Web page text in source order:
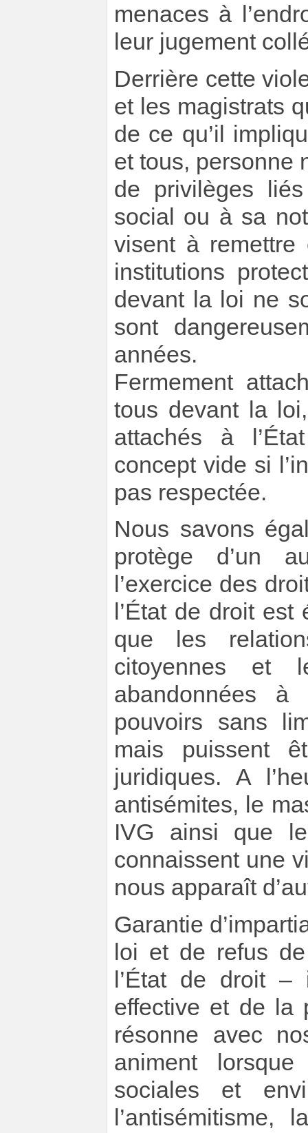
menaces à
leur jugement
Derrière cette
et les magistrats
de ce qu’il
et tous, personne
de privilèges
social ou à sa
visent à
institutions
devant la loi ne
sont
années.
Fermement
tous devant la
attachés à
concept vide si
pas respectée.
Nous savons
protège d’un
l’exercice des
l’État de droit
que les
citoyennes et
abandonnées
pouvoirs sans
mais puissent
juridiques. A
antisémites, le
IVG ainsi que
connaissent une
nous apparaît
Garantie
loi et de refus
l’État de droit –
effective et de la
résonne avec
animent
sociales et